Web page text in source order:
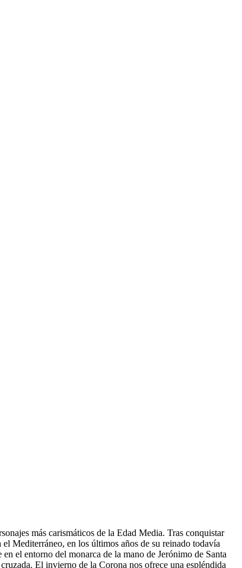
más carismáticos de la Edad Media. Tras conquistar
Mediterráneo, en los últimos años de su reinado todavía
el entorno del monarca de la mano de Jerónimo de Santa
El invierno de la Corona nos ofrece una espléndida